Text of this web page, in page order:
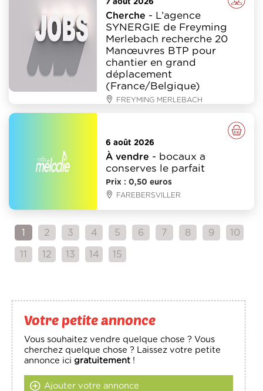
7 août 2026
Cherche - L’agence
SYNERGIE de Freyming
Merlebach recherche 20
Manœuvres BTP pour
chantier en grand
déplacement
(France/Belgique)
FREYMING MERLEBACH
6 août 2026
À vendre - bocaux a
conserves le parfait
Prix : 0,50 euros
FAREBERSVILLER
1 2 3 4 5 6 7 8 9 10
11 12 13 14 15
Votre petite annonce
Vous souhaitez vendre quelque chose ? Vous
cherchez quelque chose ? Laissez votre petite
annonce icigratuitement !
Ajouter votre annonce